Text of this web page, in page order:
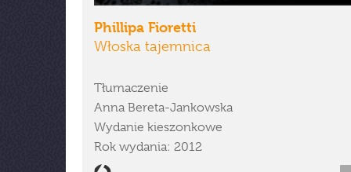
Phillipa Fioretti
Włoska tajemnica
Tłumaczenie
Anna Bereta-Jankowska
Wydanie kieszonkowe
Rok wydania: 2012